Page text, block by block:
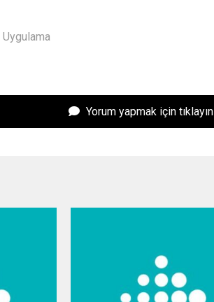
Uygulama
Yorum yapmak için tıklayın